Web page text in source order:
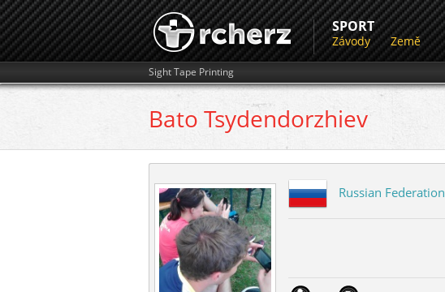
SPORT
Závody Země
Sight Tape Printing
Bato Tsydendorzhiev
Russian Federation